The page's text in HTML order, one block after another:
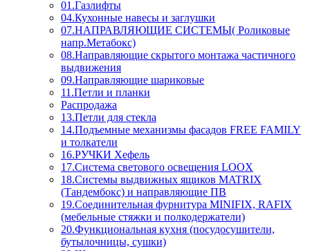
01.Газлифты
04.Кухонные навесы и заглушки
07.НАПРАВЛЯЮЩИЕ СИСТЕМЫ( Роликовые
напр.Метабокс)
08.Направляющие скрытого монтажа частичного
выдвижения
09.Направляющие шариковые
11.Петли и планки
Распродажа
13.Петли для стекла
14.Подъемные механизмы фасадов FREE FAMILY
и толкатели
16.РУЧКИ Хефель
17.Система светового освещения LOOX
18.Системы выдвижных ящиков MATRIX
(Тандембокс) и направляющие ПВ
19.Соединительная фурнитура MINIFIX, RAFIX
(мебельные стяжки и полкодержатели)
20.Функциональная кухня (посудосушители,
бутылочницы, сушки)